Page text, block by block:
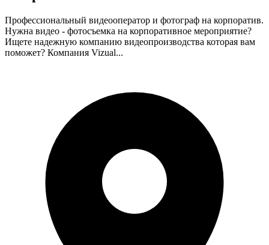
Профессиональный видеооператор и фотограф на корпоратив.
Нужна видео - фотосъемка на корпоративное мероприятие?
Ищете надежную компанию видеопроизводства которая вам
поможет? Компания Vizual...